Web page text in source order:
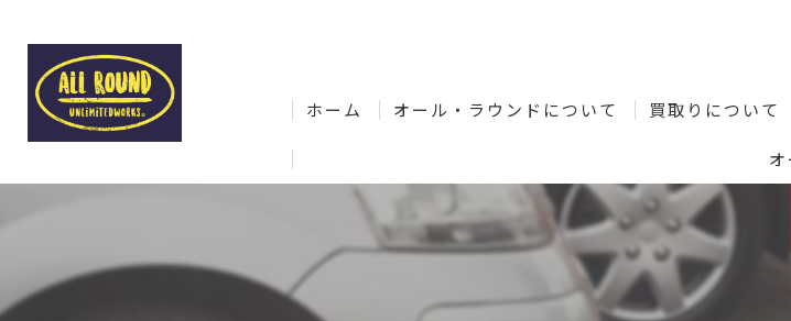
ホーム オール・ラウンドについて 買取りについて